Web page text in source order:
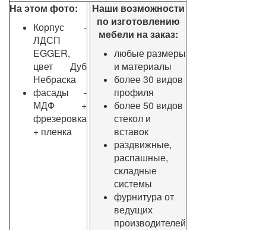
На этом фото:
Корпус -
ЛДСП
EGGER,
цвет Дуб
Небраска
фасады -
МДФ +
фрезеровка
+ пленка
Наши возможности
по изготовлению
мебели на заказ:
любые размеры
и материалы
более 30 видов
профиля
более 50 видов
стекол и
вставок
раздвижные,
распашные,
складные
системы
фурнитура от
ведущих
производителей